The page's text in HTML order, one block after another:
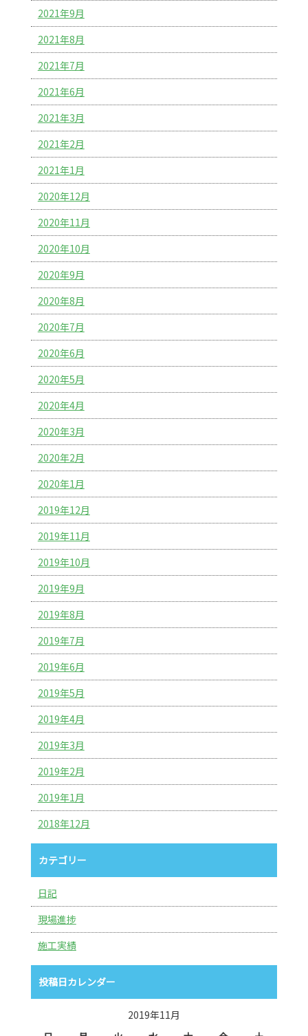
2021年9月
2021年8月
2021年7月
2021年6月
2021年3月
2021年2月
2021年1月
2020年12月
2020年11月
2020年10月
2020年9月
2020年8月
2020年7月
2020年6月
2020年5月
2020年4月
2020年3月
2020年2月
2020年1月
2019年12月
2019年11月
2019年10月
2019年9月
2019年8月
2019年7月
2019年6月
2019年5月
2019年4月
2019年3月
2019年2月
2019年1月
2018年12月
カテゴリー
日記
現場進捗
施工実績
投稿日カレンダー
2019年11月